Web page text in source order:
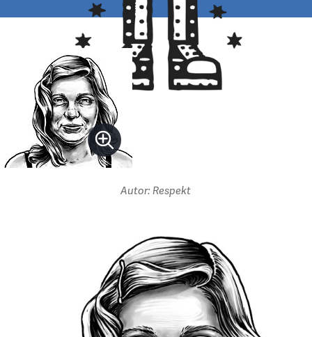
Autor: Respekt